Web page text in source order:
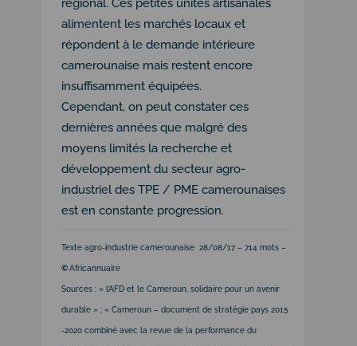
régional. Ces petites unités artisanales
alimentent les marchés locaux et
répondent à le demande intérieure
camerounaise mais restent encore
insuffisamment équipées.
Cependant, on peut constater ces
dernières années que malgré des
moyens limités la recherche et
développement du secteur agro-
industriel des TPE / PME camerounaises
est en constante progression.
Texte agro-industrie camerounaise 28/08/17 – 714 mots –
©Africannuaire
Sources : « l’AFD et le Cameroun, solidaire pour un avenir
durable » ; « Cameroun – document de stratégie pays 2015
-2020 combiné avec la revue de la performance du